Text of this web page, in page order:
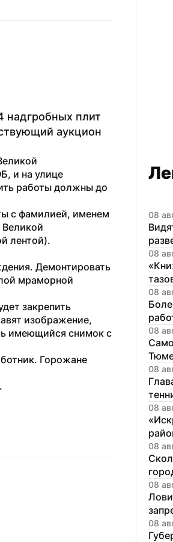
надгробных плит
аукцион
и на улице
работы должны до
с фамилией, именем
лентой).
Демонтировать
мраморной
закрепить
изображение,
имеющийся снимок с
Горожане
.
08
08
08
08
08
08
08
08
08